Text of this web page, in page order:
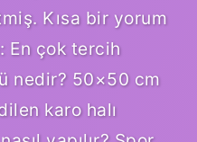
Kısa bir yorum
En çok tercih
nedir? 50×50 cm
karo halı